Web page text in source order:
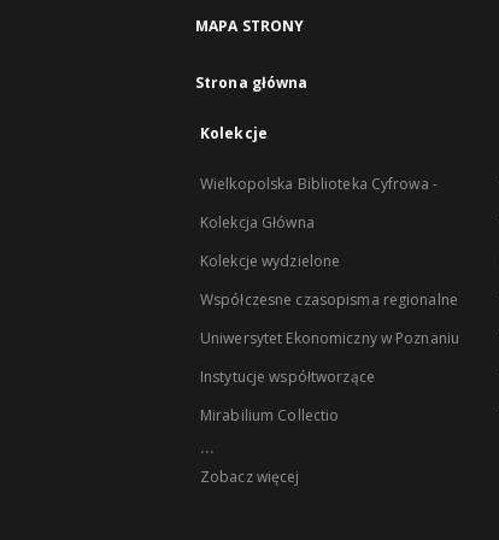
MAPA STRONY
Strona główna
Kolekcje
Wielkopolska Biblioteka Cyfrowa -
Kolekcja Główna
Kolekcje wydzielone
Współczesne czasopisma regionalne
Uniwersytet Ekonomiczny w Poznaniu
Instytucje współtworzące
Mirabilium Collectio
...
Zobacz więcej